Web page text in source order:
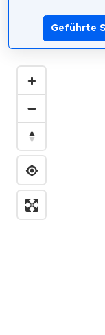
Geführte